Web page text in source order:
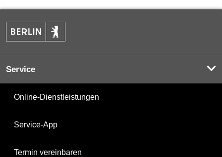
Service
Online-Dienstleistungen
Service-App
Termin vereinbaren